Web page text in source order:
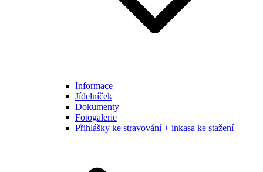
Informace
Jídelníček
Dokumenty
Fotogalerie
Přihlášky ke stravování + inkasa ke stažení